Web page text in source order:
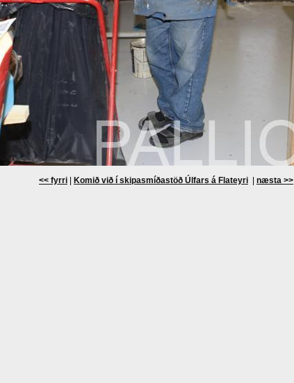
<< fyrri Komið við í skipasmíðastöð Úlfars á Flateyri næsta >>